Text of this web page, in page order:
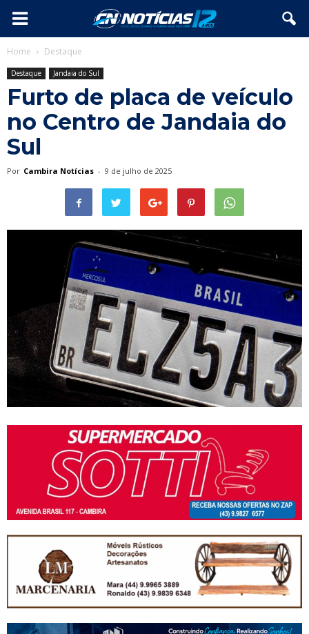
Home Destaque
Destaque Jandaia do Sul
Furto de placa de veículo
no Centro de Jandaia do
Sul
Por Cambira Notícias - 9 de julho de 2025